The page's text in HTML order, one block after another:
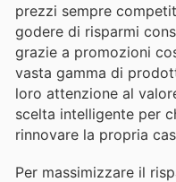
prezzi sempre
godere di risparmi
grazie a promozioni
vasta gamma di
loro attenzione al
scelta intelligente per
rinnovare la propria
Per massimizzare il